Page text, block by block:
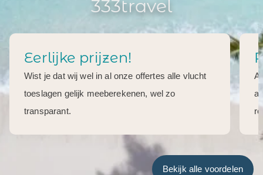
333travel
Eerlijke prijzen!
Wist je dat wij wel in al onze offertes alle vlucht
toeslagen gelijk meeberekenen, wel zo
transparant.
Bekijk alle voordelen